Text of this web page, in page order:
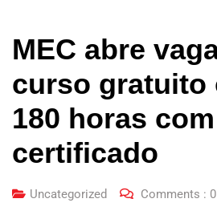
MEC abre
curso gratuito
180 horas com
certificado
Uncategorized Comments : 0